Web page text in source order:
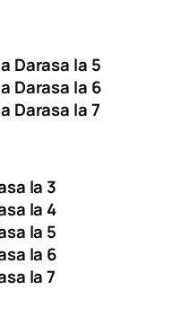
Darasa la 5
Darasa la 6
Darasa la 7
la 3
la 4
la 5
la 6
la 7